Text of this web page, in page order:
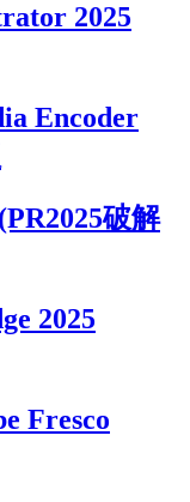
2025
Encoder
破解
2025
Fresco